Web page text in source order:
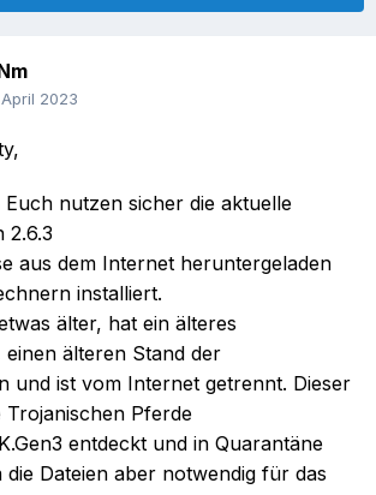
2023
nutzen sicher die aktuelle
2.6.3
aus dem Internet heruntergeladen
installiert.
älter, hat ein älteres
einen älteren Stand der
und ist vom Internet getrennt. Dieser
Trojanischen Pferde
.Gen3 entdeckt und in Quarantäne
Dateien aber notwendig für das